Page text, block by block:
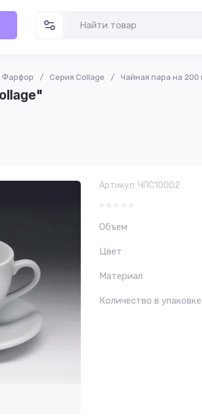
Фарфор / Серия Collage / Чайная пара на 200
Артикул: ЧПС10002
Объем
Цвет
Материал
Количество в упаковке